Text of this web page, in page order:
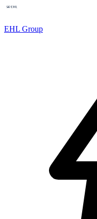
EHL Group